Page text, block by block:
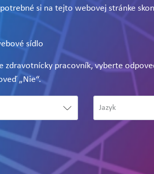
si na tejto webovej stránke
sídlo
zdravotnícky pracovník, vyberte
„Nie“.